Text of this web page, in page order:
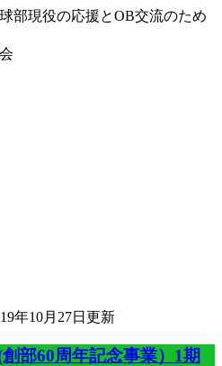
部現役の応援とOB交流のため
年10月27日更新
部60周年記念事業）1期